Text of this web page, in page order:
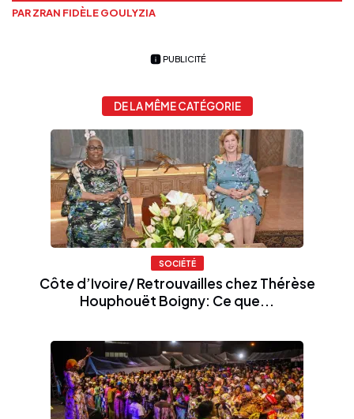
PAR ZRAN FIDÈLE GOULYZIA
PUBLICITÉ
DE LA MÊME CATÉGORIE
SOCIÉTÉ
Côte d’Ivoire/ Retrouvailles chez Thérèse
Houphouët Boigny: Ce que...